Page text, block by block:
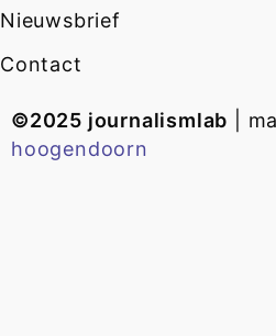
Nieuwsbrief
Contact
©2025 journalismlab |
hoogendoorn